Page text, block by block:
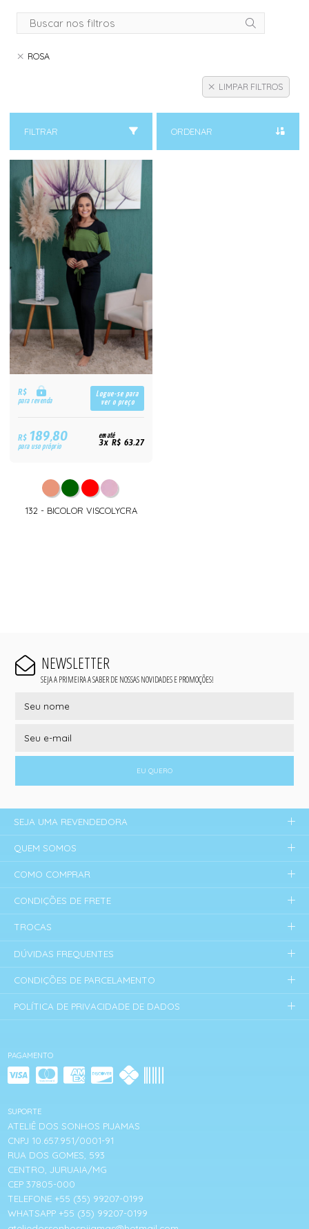
ROSA
LIMPAR FILTROS
FILTRAR ORDENAR
R$
para revenda
Logue-se para
ver o preço
R$189,80
para uso próprio
em até
3x R$ 63,27
132 - BICOLOR VISCOLYCRA
NEWSLETTER
SEJA A PRIMEIRA A SABER DE NOSSAS NOVIDADES E PROMOÇÕES!
EU QUERO
PAGAMENTO
SUPORTE
ATELIÊ DOS SONHOS PIJAMAS
CNPJ 10.657.951/0001-91
RUA DOS GOMES, 593
CENTRO, JURUAIA/MG
CEP 37805-000
TELEFONE +55 (35) 99207-0199
WHATSAPP +55 (35) 99207-0199
SEJA UMA REVENDEDORA
QUEM SOMOS
COMO COMPRAR
CONDIÇÕES DE FRETE
TROCAS
DÚVIDAS FREQUENTES
CONDIÇÕES DE PARCELAMENTO
POLÍTICA DE PRIVACIDADE DE DADOS